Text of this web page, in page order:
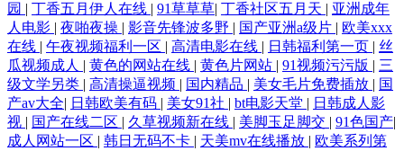
园 | 丁香五月伊人在线 | 91草草草| 丁香社区五月天 | 亚洲成年
人电影 | 夜啪夜操 | 影音先锋波多野 | 国产亚洲a级片 | 欧美xxx
在线 | 午夜视频福利一区 | 高清电影在线 | 日韩福利第一页 | 丝
瓜视频成人 | 黄色的网站在线 | 黄色片网站 | 91视频污污版 | 三
级文学另类 | 高清操逼视频 | 国内精品 | 美女毛片免费插放 | 国
产av大全| 日韩欧美有码 | 美女91社 | bt电影天堂 | 日韩成人影
视 | 国产在线二区 | 久草视频新在线 | 美脚玉足脚交 | 91色国产|
成人网站一区 | 韩日无码不卡 | 天美mv在线播放 | 欧美系列第